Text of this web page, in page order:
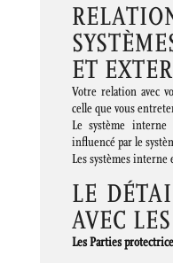
ET
Votre relation avec
celle que vous
Le système
influencé par le
Les systèmes interne
LE
AVEC
Les Parties